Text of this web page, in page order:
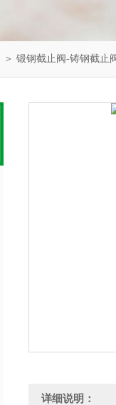
＞ 锻钢截止阀-铸钢截止
详细说明：